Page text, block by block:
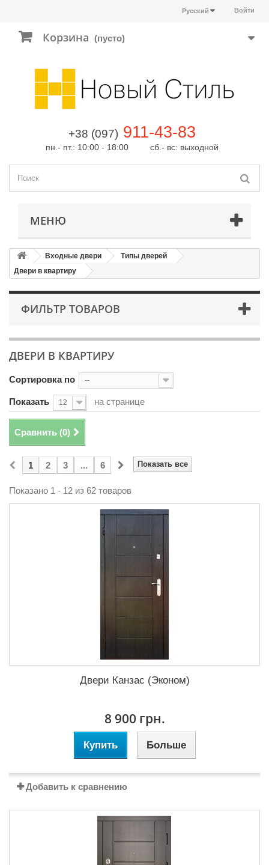
Войти
Русский
Корзина (пусто)
+38 (097) 911-43-83
пн.- пт.: 10:00 - 18:00 сб.- вс: выходной
МЕНЮ
Входные двери
Типы дверей
Двери в квартиру
ФИЛЬТР ТОВАРОВ
ДВЕРИ В КВАРТИРУ
Сортировка по --
Показать 12 на странице
Сравнить (0)
Показать все
1 2 3 ... 6
Показано 1 - 12 из 62 товаров
Двери Канзас (Эконом)
8 900 грн.
Купить Больше
Добавить к сравнению